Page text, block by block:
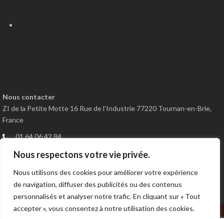
Nous respectons votre vie privée.
Nous utilisons des cookies pour améliorer votre expérience
de navigation, diffuser des publicités ou des contenus
personnalisés et analyser notre trafic. En cliquant sur « Tout
accepter », vous consentez à notre utilisation des cookies.
Nous contacter
ZI de la Petite Motte 16 Rue de l’Industrie 77220 Tournan-en-Brie,
France
01 64 06 42 84
01 64 51 02 21
Nous contacter